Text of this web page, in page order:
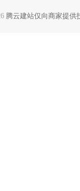
腾云建站仅向商家提供